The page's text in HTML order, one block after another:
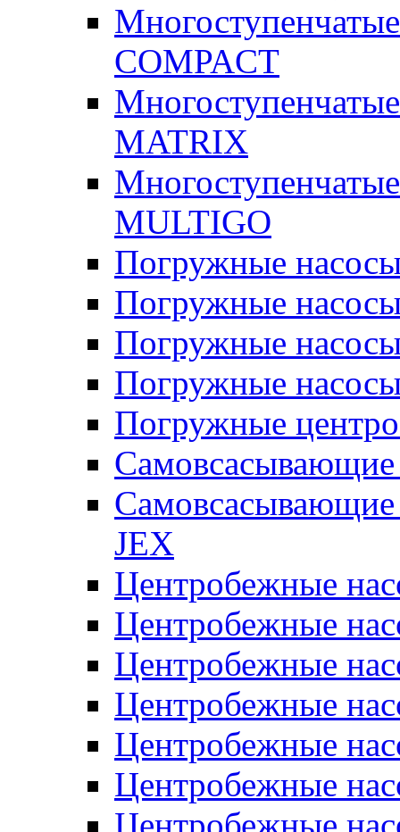
COMPACT
MATRIX
MULTIGO
Погружные
Погружные
Погружные
Погружные
Погружные
Самовсасывающие
Самовсасывающие
JEX
Центробежные
Центробежные
Центробежные
Центробежные
Центробежные
Центробежные
Центробежные